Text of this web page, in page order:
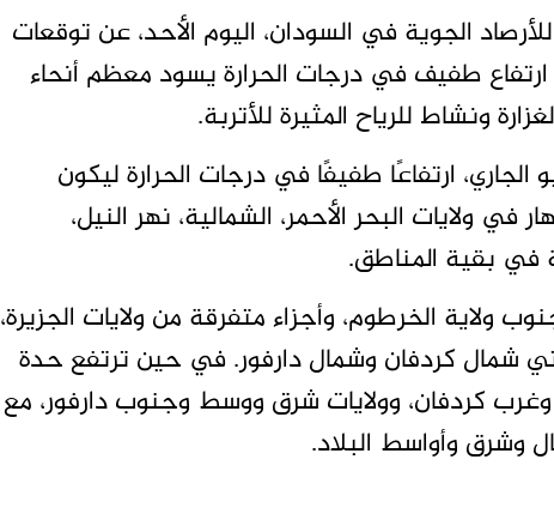
الجوية في السودان، اليوم الأحد، عن توقعات
ارتفاع طفيف في درجات الحرارة يسود معظم أنحاء
ونشاط للرياح المثيرة للأتربة.
تشهد البلاد، الأحد 28 يونيو الجاري، ارتفاعًا طفيفًا في درجات الحرارة ليكون
ولايات البحر الأحمر، الشمالية، نهر النيل،
في بقية المناطق.
ولاية الخرطوم، وأجزاء متفرقة من ولايات الجزيرة،
شمال كردفان وشمال دارفور. في حين ترتفع حدة
كردفان، وولايات شرق ووسط وجنوب دارفور، مع
وشرق وأواسط البلاد.